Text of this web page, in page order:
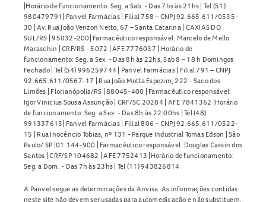
|Horário de funcionamento: Seg. a Sab. - Das 7hs às 21hs | Tel (51)
980479791| Panvel Farmácias | Filial 758 – CNPJ 92.665.611/0535-
30 | Av. Rua João Venzon Netto, 67 – Santa Catarina | CAXIAS DO
SUL/RS | 95032-200| Farmacêutico responsável: Marcelo de Mello
Maraschin | CRF/RS - 5072 | AFE 7776037 | Horário de
funcionamento: Seg. a Sex. - Das 8h às 22hs, Sab 8 – 18 h Domingos
Fechado | Tel (54) 996259744 | Panvel Farmácias | Filial 791 – CNPJ
92.665.611/0567-17 | Rua João Motta Espezim, 222 - Saco dos
Limões | Florianópolis/RS | 88045-400 | Farmacêutico responsável:
Igor Vinicius Sousa Assunção | CRF/SC 20284 | AFE 7841362 |Horário
de funcionamento: Seg. a Sex. - Das 8h às 22:00hs | Tel (48)
991337615| Panvel Farmácias | Filial 806 – CNPJ 92.665.611/0522-
15 | Rua Inocêncio Tobias, nº 131 - Parque Industrial Tomas Edson | São
Paulo/ SP |01.144-900 | Farmacêutico responsável: Douglas Cassin dos
Santos | CRF/SP 104682 | AFE 7752413 |Horário de funcionamento:
Seg. a Dom. - Das 7h às 23hs | Tel (11) 943826814
A Panvel segue as determinações da Anvisa. As informações contidas
neste site não devem ser usadas para automedicação e não substituem,